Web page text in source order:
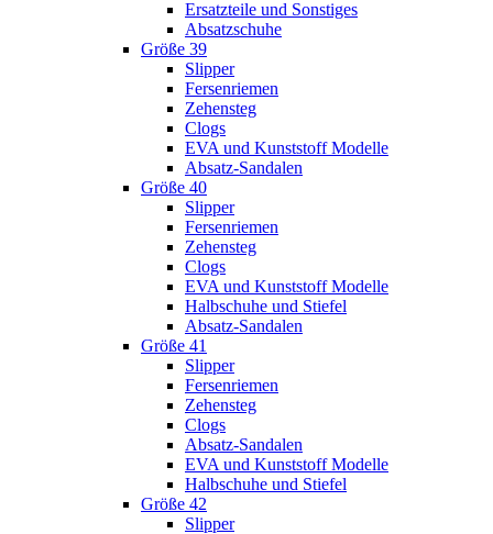
Ersatzteile und Sonstiges
Absatzschuhe
Größe 39
Slipper
Fersenriemen
Zehensteg
Clogs
EVA und Kunststoff Modelle
Absatz-Sandalen
Größe 40
Slipper
Fersenriemen
Zehensteg
Clogs
EVA und Kunststoff Modelle
Halbschuhe und Stiefel
Absatz-Sandalen
Größe 41
Slipper
Fersenriemen
Zehensteg
Clogs
Absatz-Sandalen
EVA und Kunststoff Modelle
Halbschuhe und Stiefel
Größe 42
Slipper